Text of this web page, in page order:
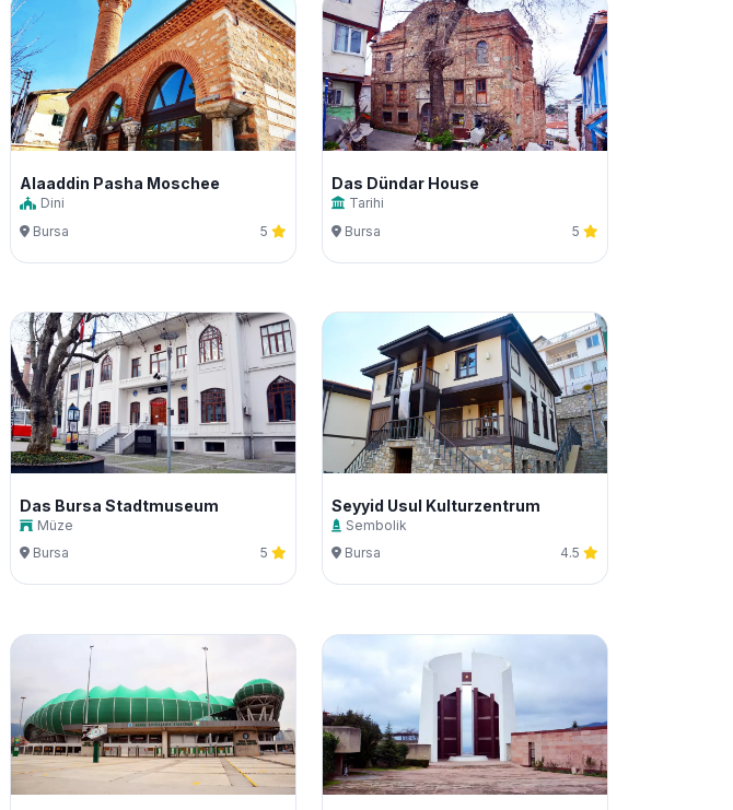
Alaaddin Pasha Moschee
Dini
Bursa
5
Das Dündar House
Tarihi
Bursa
5
Das Bursa Stadtmuseum
Müze
Bursa
5
Seyyid Usul Kulturzentrum
Sembolik
Bursa
4.5